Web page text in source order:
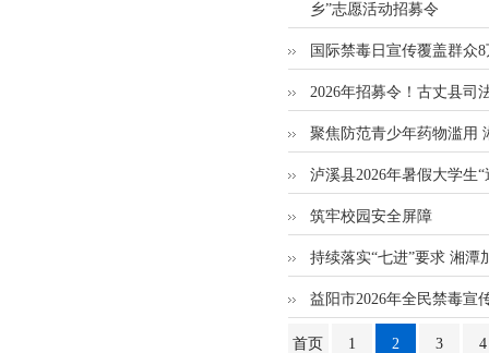
乡”志愿活动招募令
国际禁毒日宣传覆盖群众
2026年招募令！古丈县司
聚焦防范青少年药物滥用
泸溪县2026年暑假大学生
筑牢校园安全屏障
持续落实“七进”要求 湘潭
益阳市2026年全民禁毒宣
首页 1 2 3 4